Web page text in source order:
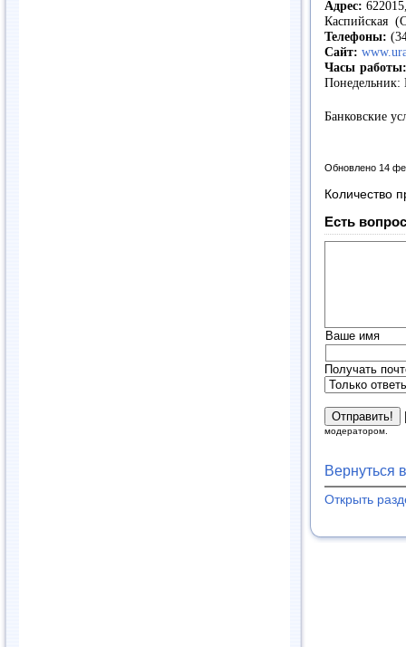
Адрес:
Каспийская
Телефоны:
Сайт:
Часы работы:
Понедельник:
Банковские
Обновлено 14
Количество
Есть
Ваше имя
Получать
модератором.
Вернуться
Открыть